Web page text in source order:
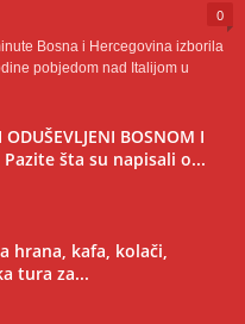
0
Bosna i Hercegovina izborila
pobjedom nad Italijom u
ODUŠEVLJENI BOSNOM I
Pazite šta su napisali o...
hrana, kafa, kolači,
tura za...